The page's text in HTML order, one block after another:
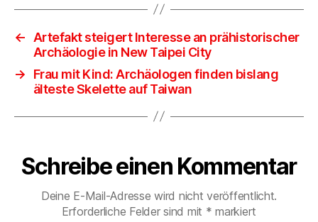
← Artefakt steigert Interesse an prähistorischer
Archäologie in New Taipei City
→
Frau mit Kind: Archäologen finden bislang
älteste Skelette auf Taiwan
Schreibe einen Kommentar
Deine E-Mail-Adresse wird nicht veröffentlicht.
Erforderliche Felder sind mit * markiert